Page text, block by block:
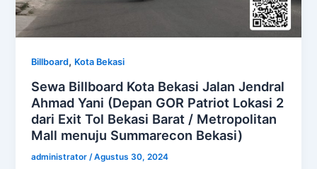
Billboard, Kota Bekasi
Sewa Billboard Kota Bekasi Jalan Jendral
Ahmad Yani (Depan GOR Patriot Lokasi 2
dari Exit Tol Bekasi Barat / Metropolitan
Mall menuju Summarecon Bekasi)
administrator /Agustus 30, 2024